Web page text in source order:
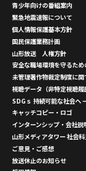
青少年向けの番組案内
緊急地震速報について
個人情報保護基本方針
国民保護業務計画
山形放送 人権方針
安全な職場環境を守るた
未管理著作物裁定制度に関
視聴データ（非特定視聴
SDGｓ 持続可能な社会へ
キャッチコピー・ロゴ
インターンシップ・会社説
山形メディアタワー 社会
ご意見・ご感想
放送休止のお知らせ